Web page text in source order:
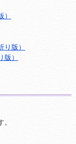
版）
）